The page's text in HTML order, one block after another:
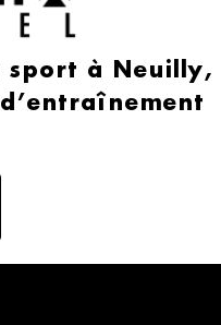
sport à Neuilly,